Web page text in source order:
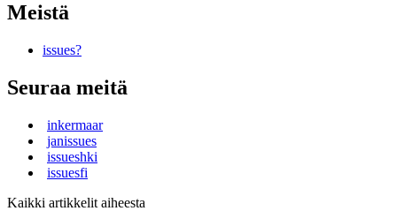
Meistä
issues?
Seuraa meitä
inkermaar
janissues
issueshki
issuesfi
Kaikki artikkelit aiheesta